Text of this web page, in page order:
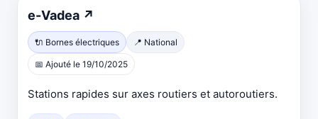
e-Vadea ↗
🔌 Bornes électriques 📍 National
📅 Ajouté le 19/10/2025
Stations rapides sur axes routiers et autoroutiers.